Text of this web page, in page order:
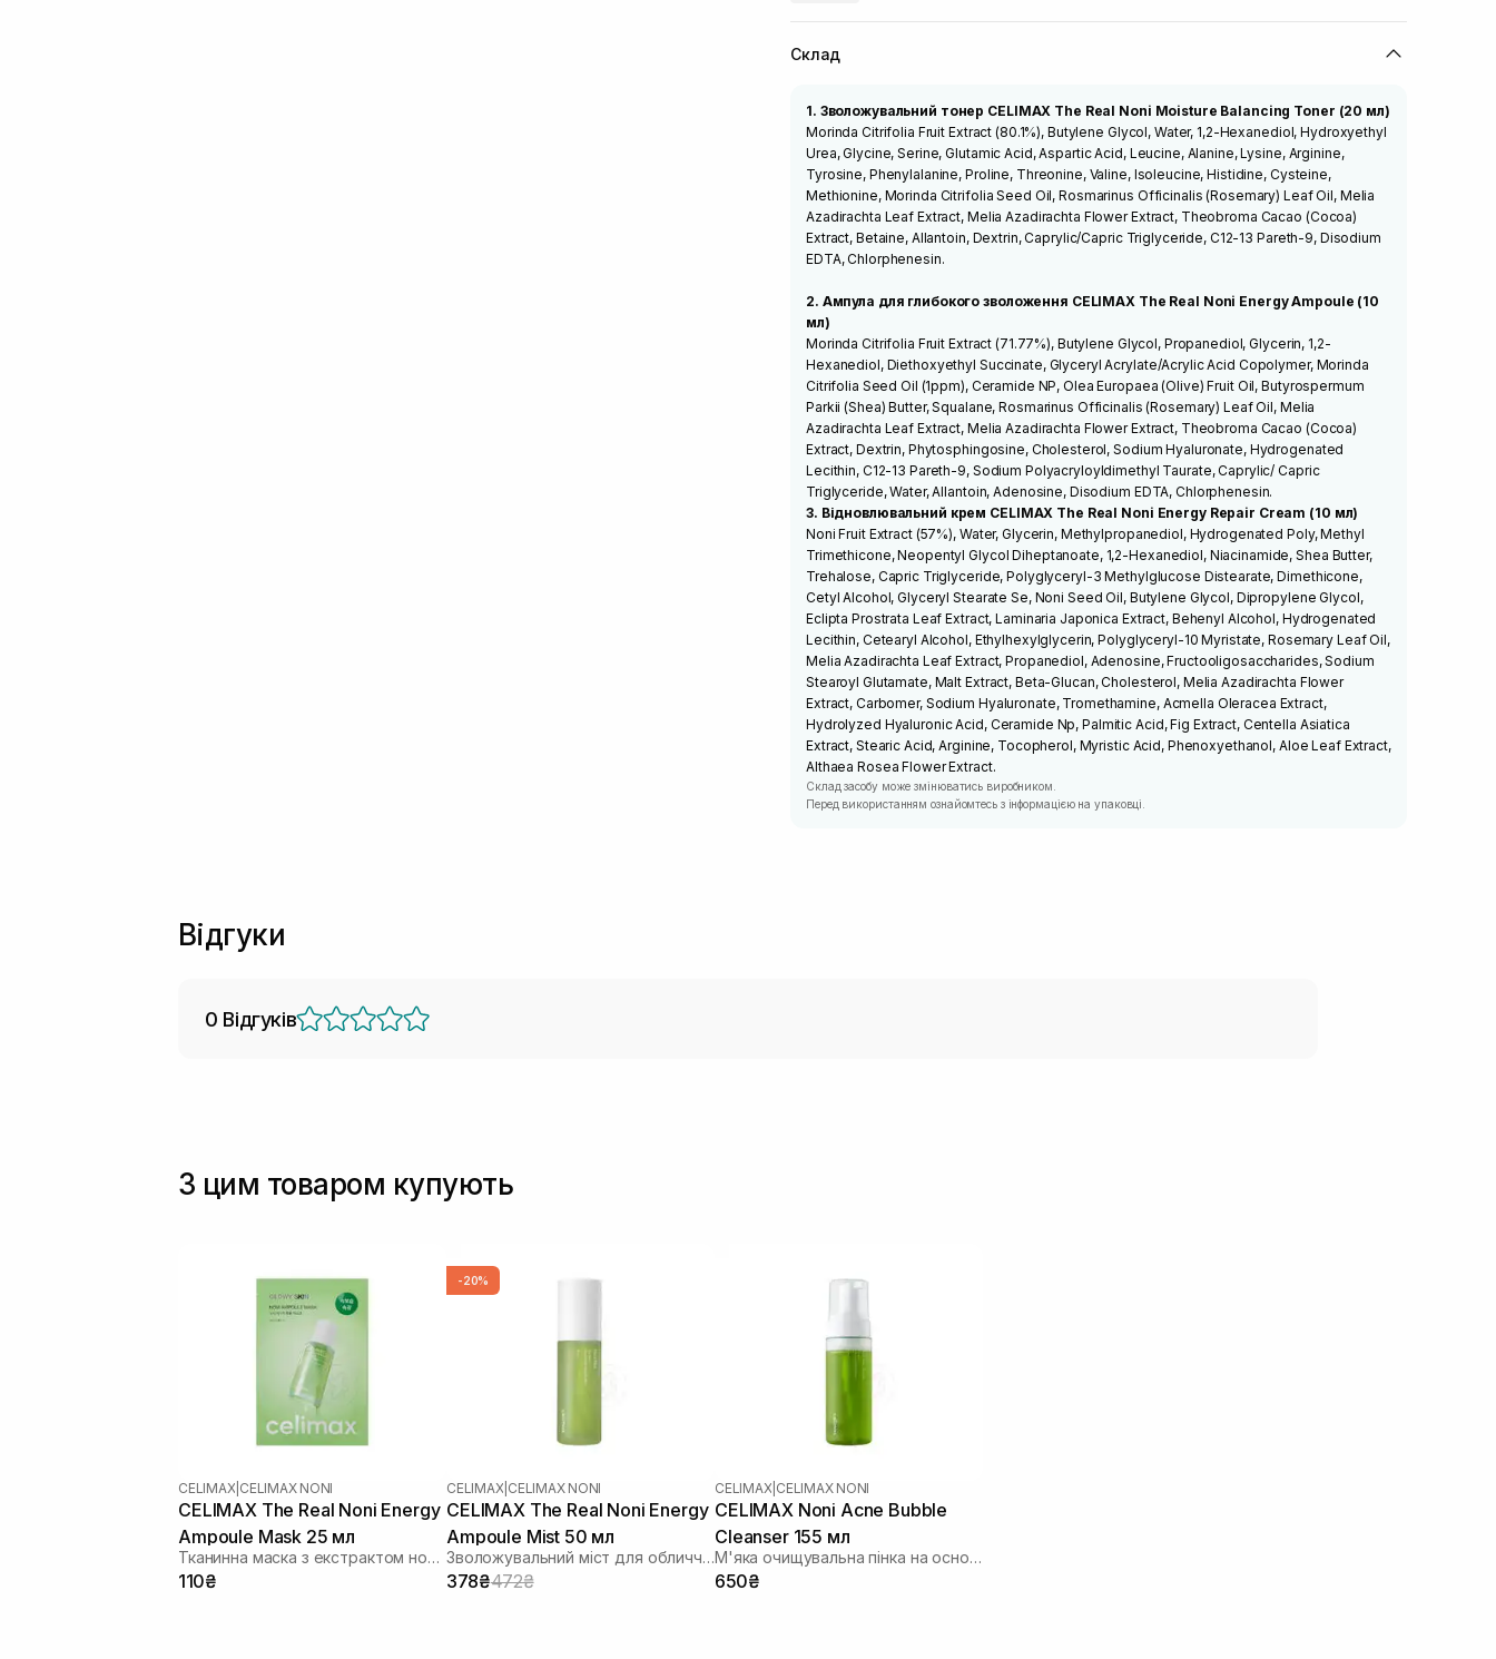
Склад
1. Зволожувальний тонер CELIMAX The Real Noni Moisture Balancing Toner (20 мл)
Morinda Citrifolia Fruit Extract (80.1%), Butylene Glycol, Water, 1,2-Hexanediol, Hydroxyethyl
Urea, Glycine, Serine, Glutamic Acid, Aspartic Acid, Leucine, Alanine, Lysine, Arginine,
Tyrosine, Phenylalanine, Proline, Threonine, Valine, Isoleucine, Histidine, Cysteine,
Methionine, Morinda Citrifolia Seed Oil, Rosmarinus Officinalis (Rosemary) Leaf Oil, Melia
Azadirachta Leaf Extract, Melia Azadirachta Flower Extract, Theobroma Cacao (Cocoa)
Extract, Betaine, Allantoin, Dextrin, Caprylic/Capric Triglyceride, C12-13 Pareth-9, Disodium
EDTA, Chlorphenesin.
2. Ампула для глибокого зволоження CELIMAX The Real Noni Energy Ampoule (10
мл)
Morinda Citrifolia Fruit Extract (71.77%), Butylene Glycol, Propanediol, Glycerin, 1,2-
Hexanediol, Diethoxyethyl Succinate, Glyceryl Acrylate/Acrylic Acid Copolymer, Morinda
Citrifolia Seed Oil (1ppm), Ceramide NP, Olea Europaea (Olive) Fruit Oil, Butyrospermum
Parkii (Shea) Butter, Squalane, Rosmarinus Officinalis (Rosemary) Leaf Oil, Melia
Azadirachta Leaf Extract, Melia Azadirachta Flower Extract, Theobroma Cacao (Cocoa)
Extract, Dextrin, Phytosphingosine, Cholesterol, Sodium Hyaluronate, Hydrogenated
Lecithin, C12-13 Pareth-9, Sodium Polyacryloyldimethyl Taurate, Caprylic/ Capric
Triglyceride, Water, Allantoin, Adenosine, Disodium EDTA, Chlorphenesin.
3. Відновлювальний крем CELIMAX The Real Noni Energy Repair Cream (10 мл)
Noni Fruit Extract (57%), Water, Glycerin, Methylpropanediol, Hydrogenated Poly, Methyl
Trimethicone, Neopentyl Glycol Diheptanoate, 1,2-Hexanediol, Niacinamide, Shea Butter,
Trehalose, Capric Triglyceride, Polyglyceryl-3 Methylglucose Distearate, Dimethicone,
Cetyl Alcohol, Glyceryl Stearate Se, Noni Seed Oil, Butylene Glycol, Dipropylene Glycol,
Eclipta Prostrata Leaf Extract, Laminaria Japonica Extract, Behenyl Alcohol, Hydrogenated
Lecithin, Cetearyl Alcohol, Ethylhexylglycerin, Polyglyceryl-10 Myristate, Rosemary Leaf Oil,
Melia Azadirachta Leaf Extract, Propanediol, Adenosine, Fructooligosaccharides, Sodium
Stearoyl Glutamate, Malt Extract, Beta-Glucan, Cholesterol, Melia Azadirachta Flower
Extract, Carbomer, Sodium Hyaluronate, Tromethamine, Acmella Oleracea Extract,
Hydrolyzed Hyaluronic Acid, Ceramide Np, Palmitic Acid, Fig Extract, Centella Asiatica
Extract, Stearic Acid, Arginine, Tocopherol, Myristic Acid, Phenoxyethanol, Aloe Leaf Extract,
Althaea Rosea Flower Extract.
Склад засобу може змінюватись виробником.
Перед використанням ознайомтесь з інформацією на упаковці.
Відгуки
0 Відгуків
З цим товаром купують
CELIMAX CELIMAX NONI
CELIMAX The Real Noni Energy
Ampoule Mask 25 мл
Тканинна маска з екстрактом ноні для пружності та відновлення шкіри
110₴
-20%
CELIMAX CELIMAX NONI
CELIMAX The Real Noni Energy
Ampoule Mist 50 мл
Зволожувальний міст для обличчя з екстрактом плодів ноні
378₴472₴
CELIMAX CELIMAX NONI
CELIMAX Noni Acne Bubble
Cleanser 155 мл
М'яка очищувальна пінка на основі ноні
650₴